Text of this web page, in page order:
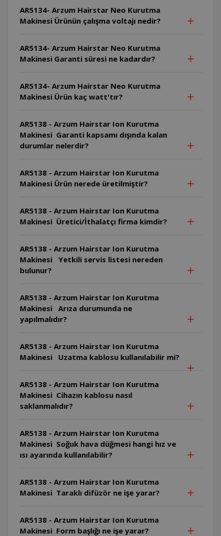
AR5134- Arzum Hairstar Neo Kurutma
Makinesi Ürünün çalışma voltajı nedir?
AR5134- Arzum Hairstar Neo Kurutma
Makinesi Garanti süresi ne kadardır?
AR5134- Arzum Hairstar Neo Kurutma
Makinesi Ürün kaç watt'tır?
AR5138 - Arzum Hairstar Ion Kurutma
Makinesi Garanti kapsamı dışında kalan
durumlar nelerdir?
AR5138 - Arzum Hairstar Ion Kurutma
Makinesi Ürün nerede üretilmiştir?
AR5138 - Arzum Hairstar Ion Kurutma
Makinesi Üretici/İthalatçı firma kimdir?
AR5138 - Arzum Hairstar Ion Kurutma
Makinesi Yetkili servis listesi nereden
bulunur?
AR5138 - Arzum Hairstar Ion Kurutma
Makinesi Arıza durumunda ne
yapılmalıdır?
AR5138 - Arzum Hairstar Ion Kurutma
Makinesi Uzatma kablosu kullanılabilir mi?
AR5138 - Arzum Hairstar Ion Kurutma
Makinesi Cihazın kablosu nasıl
saklanmalıdır?
AR5138 - Arzum Hairstar Ion Kurutma
Makinesi Soğuk hava düğmesi hangi hız ve
ısı ayarında kullanılabilir?
AR5138 - Arzum Hairstar Ion Kurutma
Makinesi Taraklı difüzör ne işe yarar?
AR5138 - Arzum Hairstar Ion Kurutma
Makinesi Form başlığı ne işe yarar?